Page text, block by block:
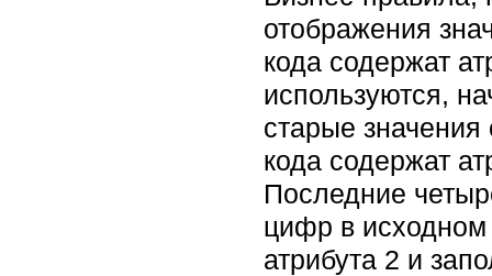
отображения
кода содержат
используются,
старые
кода содержат
Последние
цифр в исходном
атрибута 2 и